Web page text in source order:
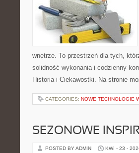
wnętrze. To przestrzeń dla tych,
solidność wykonania i codzienny
Historia i Ciekawostki. Na stronie
CATEGORIES: NOWE TECHNOLOGIE
SEZONOWE
POSTED BY ADMIN KWI - 23 -